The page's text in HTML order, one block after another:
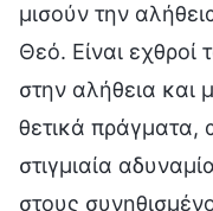
μισούν την
Θεό. Είναι εχθροί
στην αλήθεια και
θετικά πράγματα,
στιγμιαία
στους